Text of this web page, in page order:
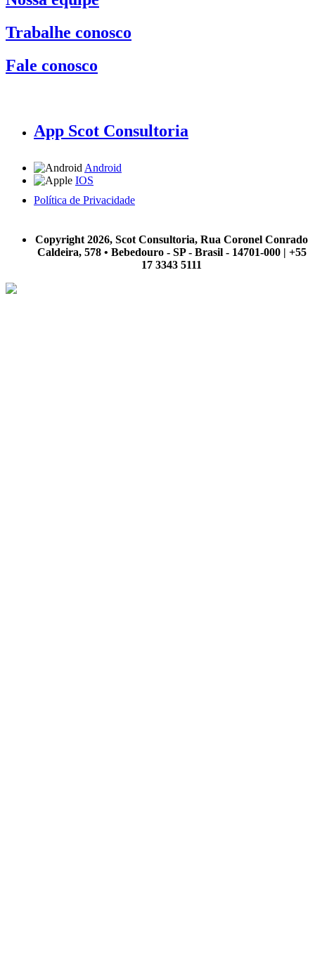
Trabalhe conosco
Fale conosco
App Scot Consultoria
Android
IOS
Política de Privacidade
Copyright 2026, Scot Consultoria, Rua Coronel Conrado
Caldeira, 578 • Bebedouro - SP - Brasil - 14701-000 | +55
17 3343 5111